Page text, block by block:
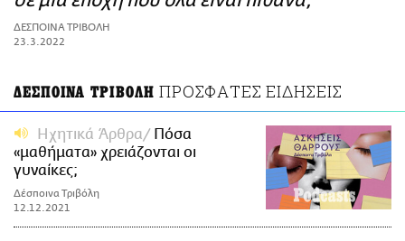
ΑΜΠΑ
PRINT
ΔΕΣΠΟΙΝΑ ΤΡΙΒΟΛΗ
23.3.2022
ΔΕΣΠΟΙΝΑ ΤΡΙΒΟΛΗ ΠΡΟΣΦΑΤΕΣ ΕΙΔΗΣΕΙΣ
Ηχητικά Άρθρα
Πόσα
«μαθήματα» χρειάζονται οι
γυναίκες;
Δέσποινα Τριβόλη
12.12.2021